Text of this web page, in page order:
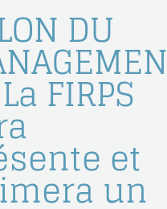
DU
FIRPS
et
un